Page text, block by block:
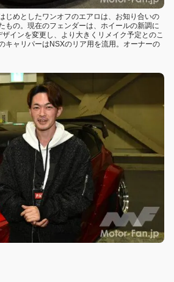
じめとしたワンオフのエアロは、お知り合いの
もの。現在のフェンダーは、ホイールの新調に
インを変更し、より大きくリメイク予定とのこ
キャリパーはNSXのリア用を流用。オーナーの